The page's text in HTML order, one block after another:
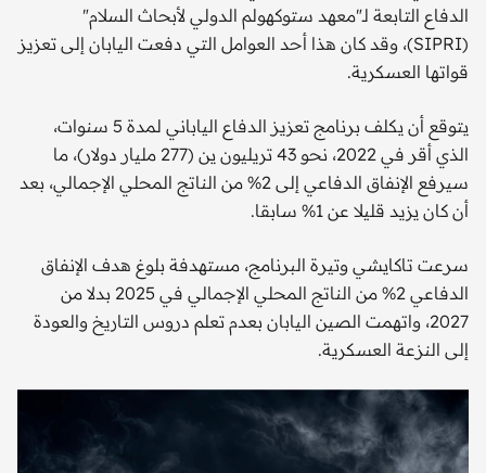
الدفاع التابعة لـ"معهد ستوكهولم الدولي لأبحاث السلام"
(SIPRI)، وقد كان هذا أحد العوامل التي دفعت اليابان إلى تعزيز
قواتها العسكرية.
يتوقع أن يكلف برنامج تعزيز الدفاع الياباني لمدة 5 سنوات،
الذي أقر في 2022، نحو 43 تريليون ين (277 مليار دولار)، ما
سيرفع الإنفاق الدفاعي إلى 2% من الناتج المحلي الإجمالي، بعد
أن كان يزيد قليلا عن 1% سابقا.
سرعت تاكايشي وتيرة البرنامج، مستهدفة بلوغ هدف الإنفاق
الدفاعي 2% من الناتج المحلي الإجمالي في 2025 بدلا من
2027، واتهمت الصين اليابان بعدم تعلم دروس التاريخ والعودة
إلى النزعة العسكرية.